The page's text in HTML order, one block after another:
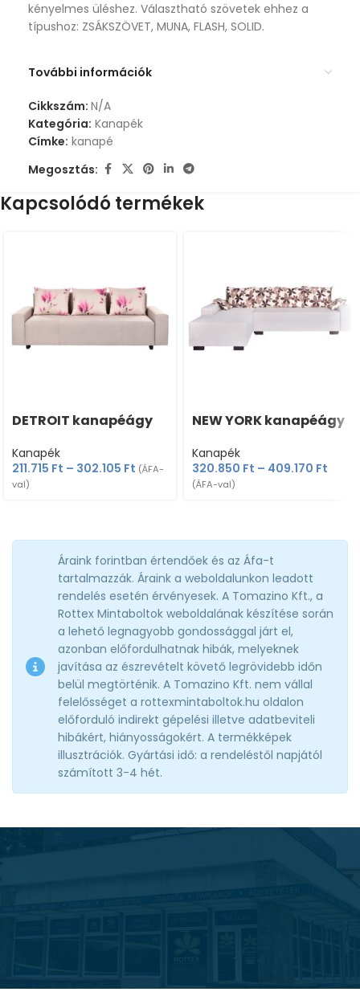
kényelmes üléshez. Választható szövetek ehhez a
típushoz: ZSÁKSZÖVET, MUNA, FLASH, SOLID.
További információk
Cikkszám: N/A
Kategória: Kanapék
Címke: kanapé
Megosztás:
Kapcsolódó termékek
DETROIT kanapéágy
Kanapék
211.715 Ft – 302.105 Ft (ÁFA-
val)
NEW YORK kanapéágy
Kanapék
320.850 Ft – 409.170 Ft
(ÁFA-val)
Áraink forintban értendőek és az Áfa-t
tartalmazzák. Áraink a weboldalunkon leadott
rendelés esetén érvényesek. A Tomazino Kft., a
Rottex Mintaboltok weboldalának készítése során
a lehető legnagyobb gondossággal járt el,
azonban előfordulhatnak hibák, melyeknek
javítása az észrevételt követő legrövidebb időn
belül megtörténik. A Tomazino Kft. nem vállal
felelősséget a rottexmintaboltok.hu oldalon
előforduló indirekt gépelési illetve adatbeviteli
hibákért, hiányosságokért. A termékképek
illusztrációk. Gyártási idő: a rendeléstől napjától
számított 3-4 hét.